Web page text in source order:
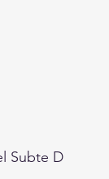
Subte D